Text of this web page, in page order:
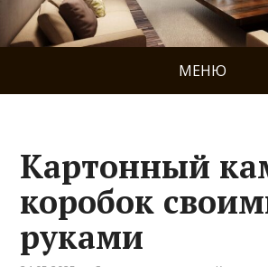
МЕНЮ
Картонный
коробок
руками